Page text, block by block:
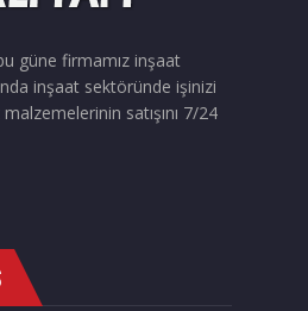
güne firmamız inşaat
inşaat sektöründe işinizi
satışını 7/24